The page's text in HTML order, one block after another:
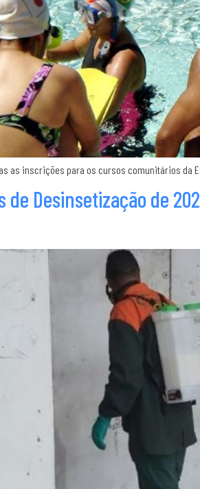
as inscrições para os cursos comunitários da
Desinsetização de